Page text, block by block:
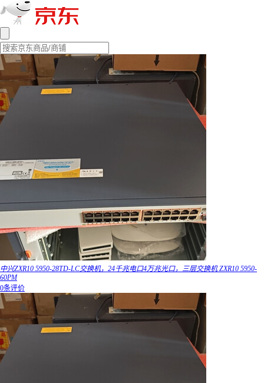
中兴ZXR10 5950-28TD-LC交换机，24千兆电口4万兆光口，三层交换机 ZXR10 5950-
60PM
0条评价